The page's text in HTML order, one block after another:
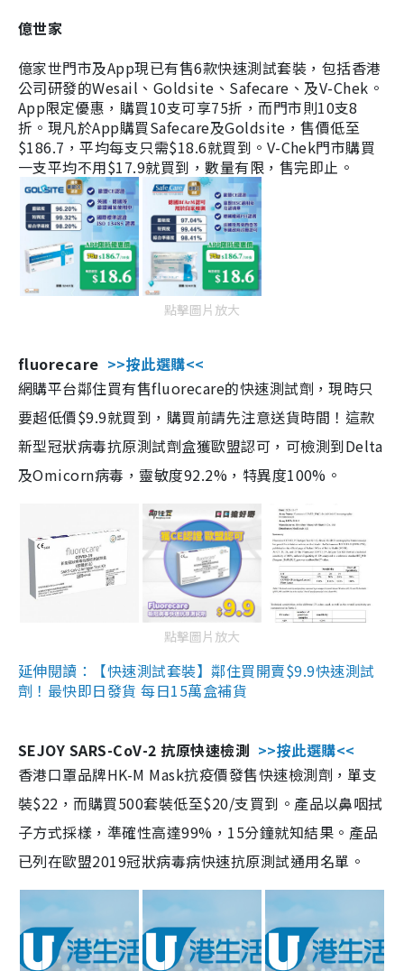
億世家
億家世門市及App現已有售6款快速測試套裝，包括香港
公司研發的Wesail、Goldsite、Safecare、及V-Chek。
App限定優惠，購買10支可享75折，而門市則10支8
折。現凡於App購買Safecare及Goldsite，售價低至
$186.7，平均每支只需$18.6就買到。V-Chek門市購買
一支平均不用$17.9就買到，數量有限，售完即止。
點擊圖片放大
fluorecare >>按此選購<<
網購平台鄰住買有售fluorecare的快速測試劑，現時只
要超低價$9.9就買到，購買前請先注意送貨時間！這款
新型冠狀病毒抗原測試劑盒獲歐盟認可，可檢測到Delta
及Omicorn病毒，靈敏度92.2%，特異度100%。
點擊圖片放大
延伸閱讀：【快速測試套裝】鄰住買開賣$9.9快速測試
劑！最快即日發貨 每日15萬盒補貨
SEJOY SARS-CoV-2 抗原快速檢測 >>按此選購<<
香港口罩品牌HK-M Mask抗疫價發售快速檢測劑，單支
裝$22，而購買500套裝低至$20/支買到。產品以鼻咽拭
子方式採樣，準確性高達99%，15分鐘就知結果。產品
已列在歐盟2019冠狀病毒病快速抗原測試通用名單。